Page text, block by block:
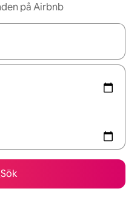
på Airbnb
kan du navigera med upp- och
Sök